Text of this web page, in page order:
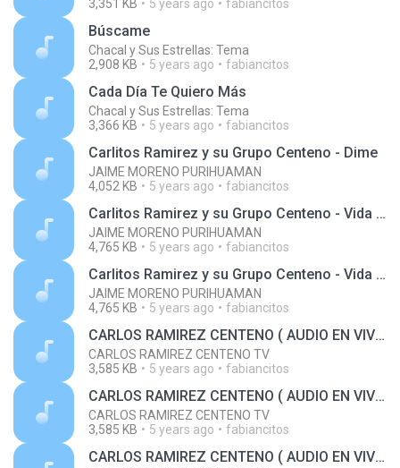
3,351 KB
5 years ago fabiancitos
Búscame
Chacal y Sus Estrellas: Tema
2,908 KB
5 years ago fabiancitos
Cada Día Te Quiero Más
Chacal y Sus Estrellas: Tema
3,366 KB
5 years ago fabiancitos
Carlitos Ramirez y su Grupo Centeno - Dime
JAIME MORENO PURIHUAMAN
4,052 KB
5 years ago fabiancitos
Carlitos Ramirez y su Grupo Centeno - Vida de mi Vida
JAIME MORENO PURIHUAMAN
4,765 KB
5 years ago fabiancitos
Carlitos Ramirez y su Grupo Centeno - Vida de mi Vida
JAIME MORENO PURIHUAMAN
4,765 KB
5 years ago fabiancitos
CARLOS RAMIREZ CENTENO ( AUDIO EN VIVO ) - MUJER SIN CORAZON 2019
CARLOS RAMIREZ CENTENO TV
3,585 KB
5 years ago fabiancitos
CARLOS RAMIREZ CENTENO ( AUDIO EN VIVO ) - MUJER SIN CORAZON 2019
CARLOS RAMIREZ CENTENO TV
3,585 KB
5 years ago fabiancitos
CARLOS RAMIREZ CENTENO ( AUDIO EN VIVO ) - MUJER SIN CORAZON 2019